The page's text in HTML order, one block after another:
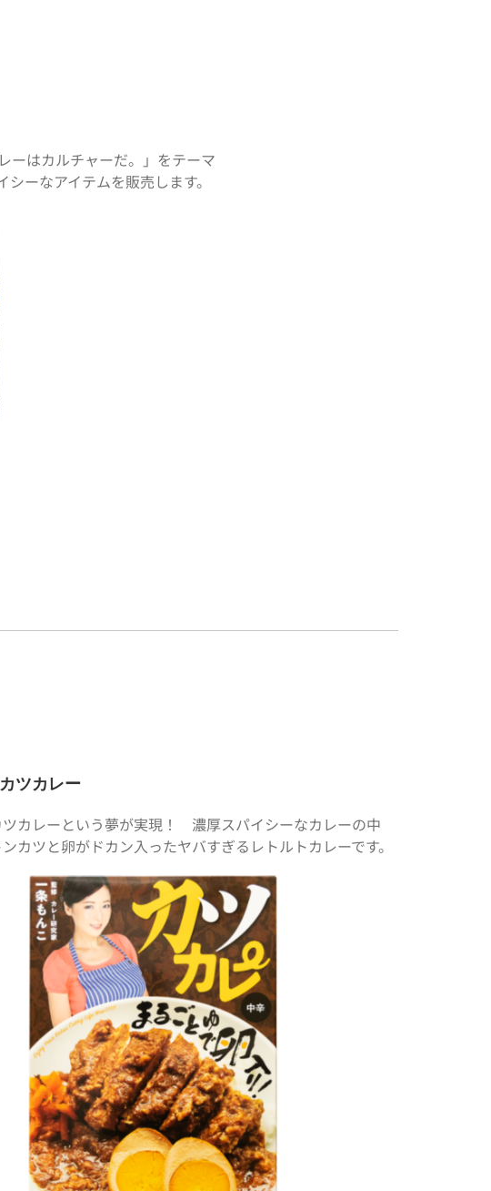
ーはカルチャーだ。」をテーマ
ーなアイテムを販売します。
ツカレー
ツカレーという夢が実現！ 濃厚スパイシーなカレーの中
カツと卵がドカン入ったヤバすぎるレトルトカレーです。